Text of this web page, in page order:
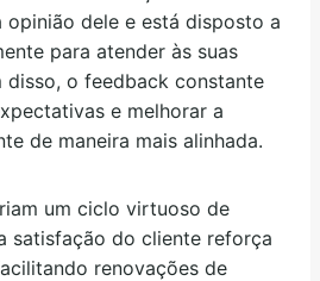
dele e está disposto a
para atender às suas
disso, o feedback constante
e melhorar a
de maneira mais alinhada.
um ciclo virtuoso de
satisfação do cliente reforça
renovações de